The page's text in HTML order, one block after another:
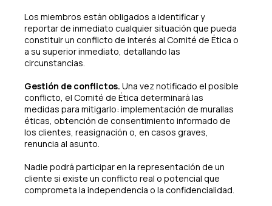
Los miembros están obligados a identificar y
reportar de inmediato cualquier situación que pueda
constituir un conflicto de interés al Comité de Ética o
a su superior inmediato, detallando las
circunstancias.
Gestión de conflictos. Una vez notificado el posible
conflicto, el Comité de Ética determinará las
medidas para mitigarlo: implementación de murallas
éticas, obtención de consentimiento informado de
los clientes, reasignación o, en casos graves,
renuncia al asunto.
Nadie podrá participar en la representación de un
cliente si existe un conflicto real o potencial que
comprometa la independencia o la confidencialidad.